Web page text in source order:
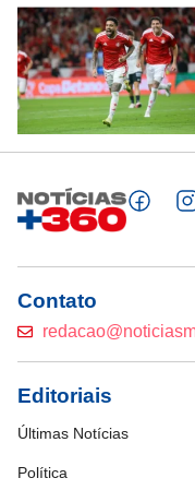
Contato
Editoriais
Últimas Notícias
Política